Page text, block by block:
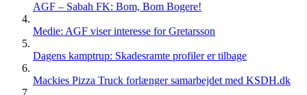
AGF – Sabah FK: Bom, Bom Bogere!
Medie: AGF viser interesse for Gretarsson
Dagens kamptrup: Skadesramte profiler er tilbage
Mackies Pizza Truck forlænger samarbejdet med KSDH.dk